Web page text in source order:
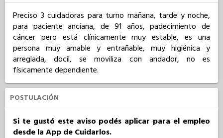
Preciso 3 cuidadoras para turno mañana, tarde y noche,
para paciente anciana, de 91 años, padecimiento de
cáncer pero está clínicamente muy estable, es una
persona muy amable y entrañable, muy higiénica y
arreglada, docil, se moviliza con andador, no es
físicamente dependiente.
POSTULACIÓN
Si te gustó este aviso podés aplicar para el empleo
desde la App de Cuidarlos.